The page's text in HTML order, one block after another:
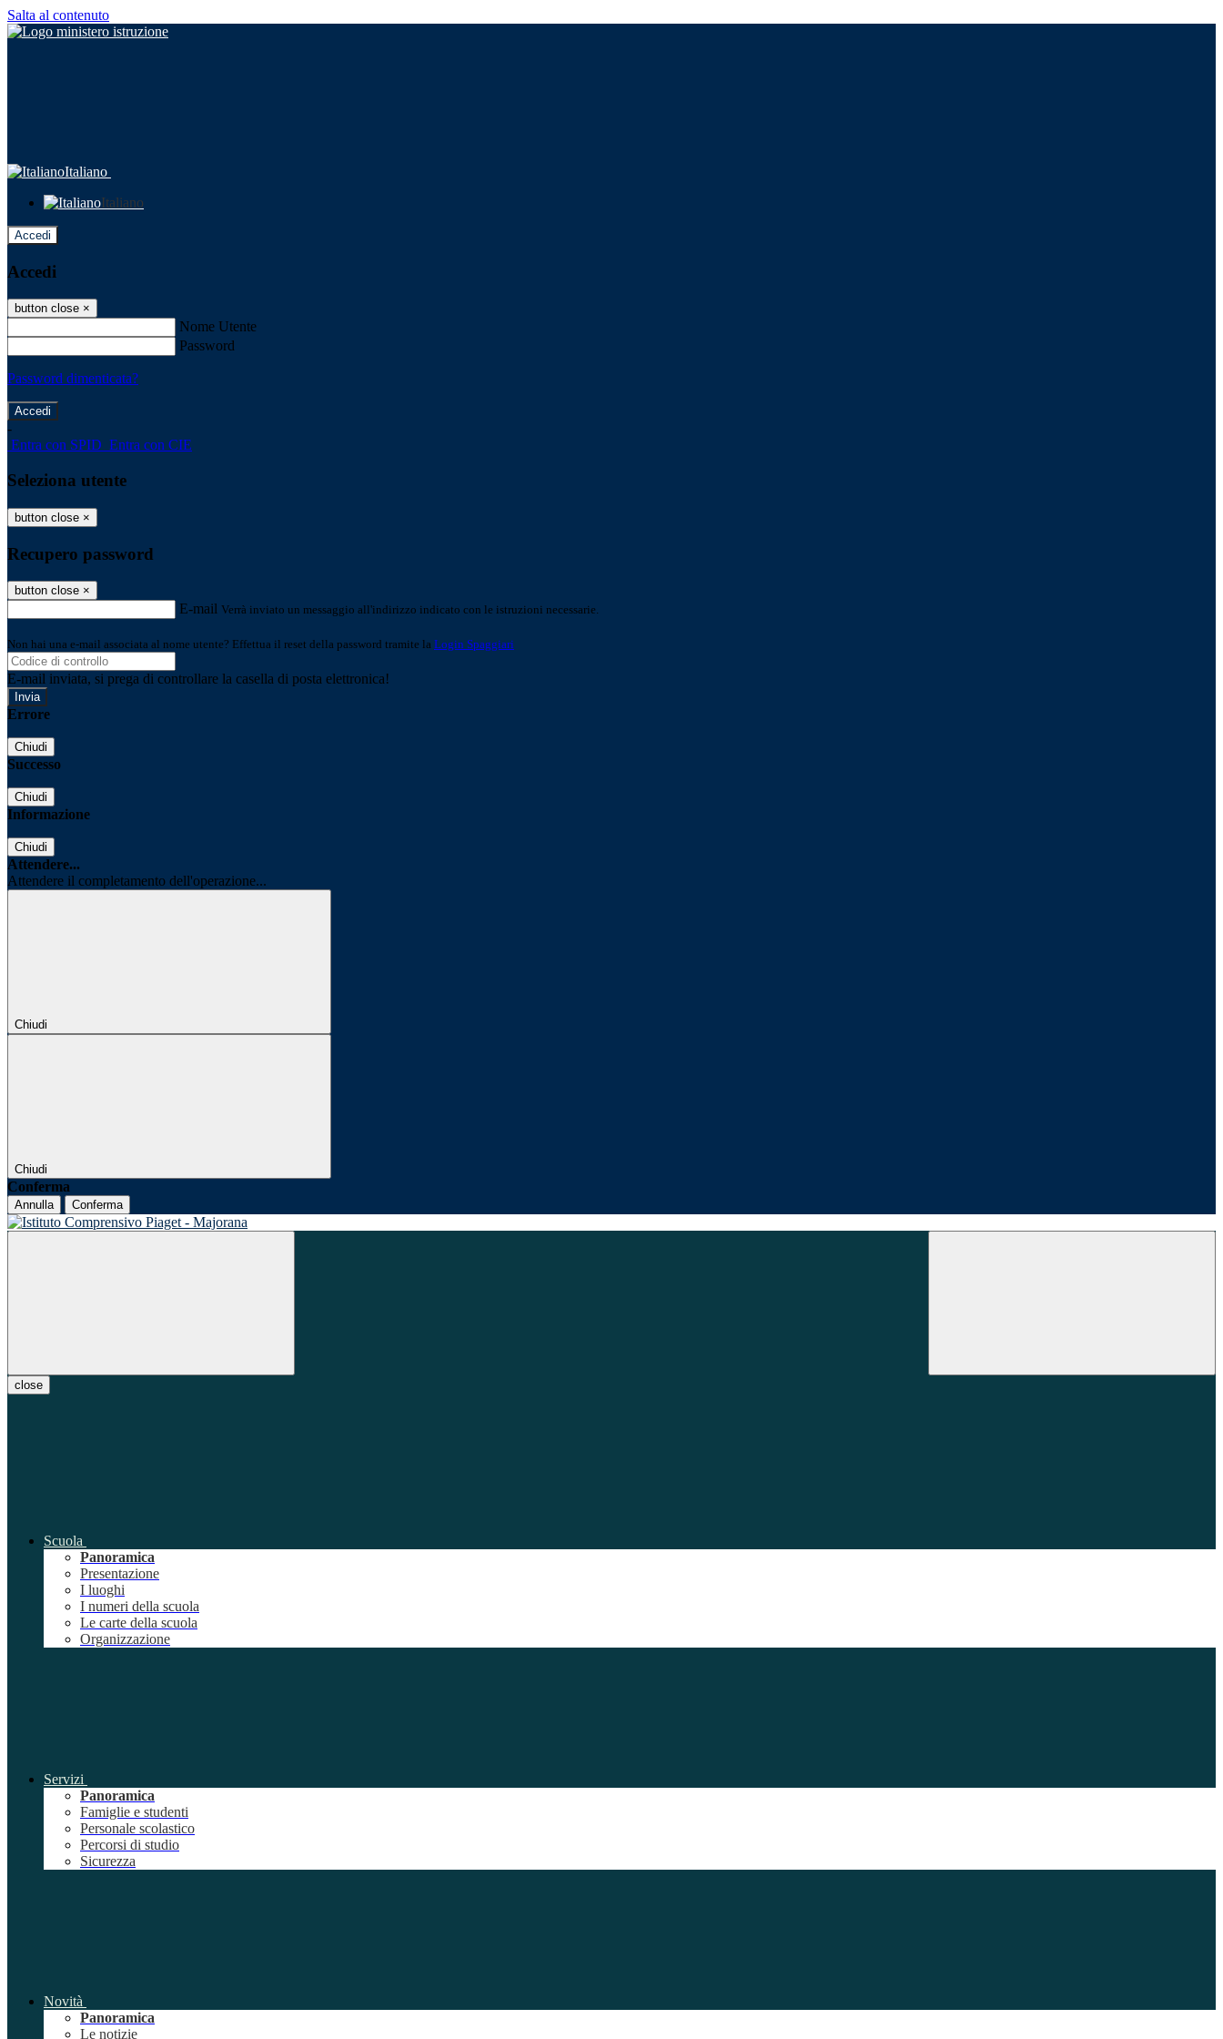
Salta al contenuto
Italiano
Italiano
Accedi
Accedi
button close ×
Nome Utente
Password
Password dimenticata?
-
Entra con SPID Entra con CIE
Seleziona utente
button close ×
Recupero password
button close ×
E-mail Verrà inviato un messaggio all'indirizzo indicato con le istruzioni necessarie.
Non hai una e-mail associata al nome utente? Effettua il reset della password tramite la Login Spaggiari
E-mail inviata, si prega di controllare la casella di posta elettronica!
Errore
Chiudi
Successo
Chiudi
Informazione
Chiudi
Attendere...
Attendere il completamento dell'operazione...
Chiudi
Chiudi
Conferma
Annulla Conferma
close
Scuola
Panoramica
Presentazione
I luoghi
I numeri della scuola
Le carte della scuola
Organizzazione
Servizi
Panoramica
Famiglie e studenti
Personale scolastico
Percorsi di studio
Sicurezza
Novità
Panoramica
Le notizie